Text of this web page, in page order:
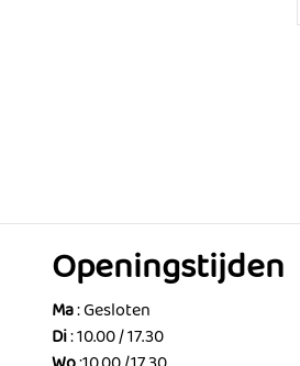
Openingstijden
Ma: Gesloten
Di: 10.00 / 17.30